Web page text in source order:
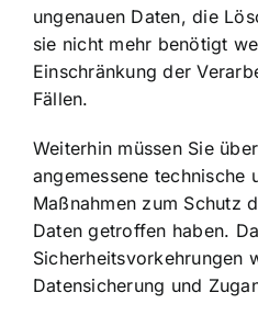
ungenauen Daten, die
sie nicht mehr benötigt
Einschränkung der
Fällen.
Weiterhin müssen Sie
angemessene technische
Maßnahmen zum Schutz
Daten getroffen haben.
Sicherheitsvorkehrungen
Datensicherung und